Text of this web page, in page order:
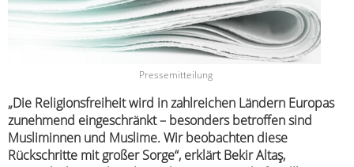
Pressemitteilung
„Die Religionsfreiheit wird in zahlreichen Ländern Europas
zunehmend eingeschränkt – besonders betroffen sind
Musliminnen und Muslime. Wir beobachten diese
Rückschritte mit großer Sorge“, erklärt Bekir Altaş,